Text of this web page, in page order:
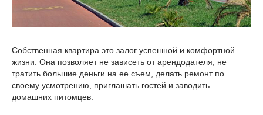
Собственная квартира это залог успешной и комфортной
жизни. Она позволяет не зависеть от арендодателя, не
тратить большие деньги на ее съем, делать ремонт по
своему усмотрению, приглашать гостей и заводить
домашних питомцев.